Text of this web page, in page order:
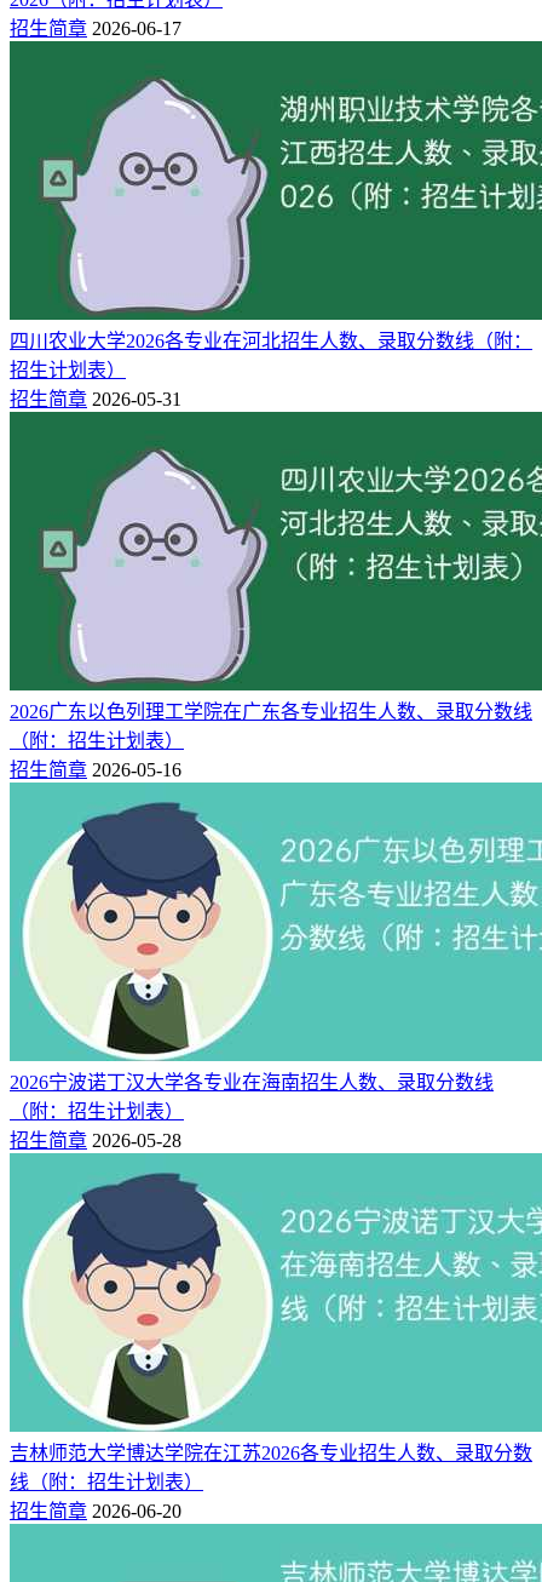
吉林师范大学博达学院
吉林师范大学博达学院
日语
3
吉林师范大学博达学院 江苏 俄语
2
吉林师范大学博达学院
江苏 朝鲜语
3
吉林师范大学博达学院
江苏 影视摄影与制作 2
吉林师范大学博达学院
江苏
吉林师范大学博达学院
江苏
吉林师范大学博达学院 江苏
吉林师范大学博达学院 江苏 市场营销
2
吉林师范大学博达学院
苏招生、各专业招生多少人、选科与专业要求等情况，请以自
吉林师范大学博达学院招生官网最新发布的招生简章为准！
二、吉林师范大学博达学院2025年在江苏
录取分数线及2026年预估
吉林师范大学博达学院2026年的录取分数线，要等到今年高考
录取工作结束后才会正式公布。至于今年江苏考生报考该校需
要多少分才能被录取，可以参考2025年的普通批招生数据。
（一）2025年录取分数线（普通批）
2025年吉林师范大学博达学院在江苏省的录取分数线及位次如
物理组：（本科批）最低471分，全省位次196831名。
历史组：（本科批）最低484分，全省位次54929名。
（二）2026年录取分数线趋势预测
结合近年吉林师范大学博达学院在江苏招生分数线、录取位次
分布等历史数据，综合大数据分析预测，吉林师范大学博达学
院2026年在江苏省的录取分数线：
物理组：2026年本科批最低录取分数线预估在474分上
历史组：
2026年本科批最低录取分数线预计在487分上
下。
该预测不代表2026年实际招生分数，最终录取分数线以
当年吉林师范大学博达学院公告为准。
相关推荐：
2024吉林师范大学博达学院各专业录取分数线（录取最低分是
多少）
吉林师范大学博达学院在江苏录取分数线2025年是多少
招生简章 2026-06-17
四川农业大学2026各专业在河北招生人数、录取分数线（附：
招生计划表）
招生简章 2026-05-31
2026广东以色列理工学院在广东各专业招生人数、录取分数线
（附：招生计划表）
招生简章 2026-05-16
2026宁波诺丁汉大学各专业在海南招生人数、录取分数线
（附：招生计划表）
招生简章 2026-05-28
吉林师范大学博达学院在江苏2026各专业招生人数、录取分数
线（附：招生计划表）
招生简章 2026-06-20